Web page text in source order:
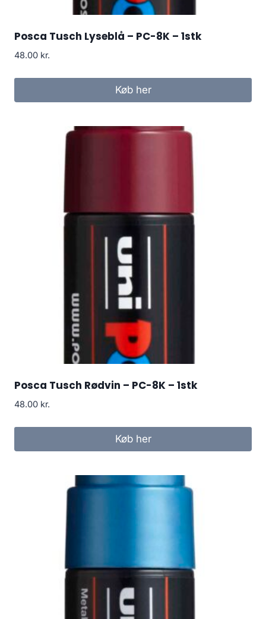
Posca Tusch Lyseblå – PC-8K – 1stk
48.00 kr.
Køb her
Posca Tusch Rødvin – PC-8K – 1stk
48.00 kr.
Køb her